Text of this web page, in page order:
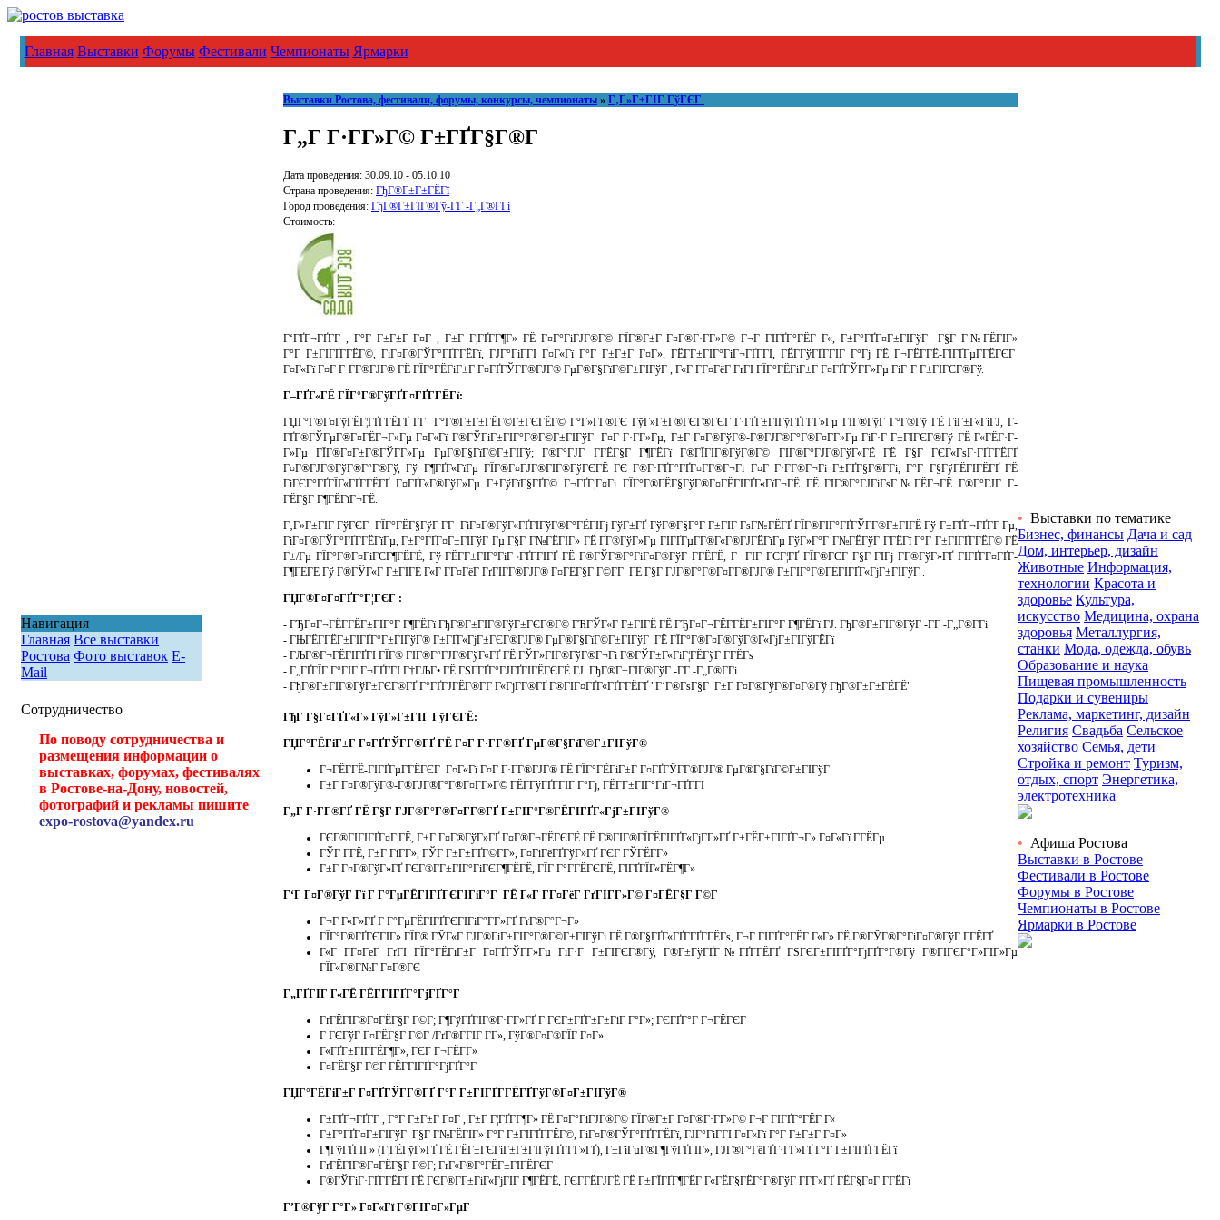
Главная Выставки Форумы Фестивали Чемпионаты Ярмарки
Навигация
Главная Все выставки
Ростова Фото выставок E-
Mail
Сотрудничество
По поводу сотрудничества и
размещения информации о
выставках, форумах, фестивалях
в Ростове-на-Дону, новостей,
фотографий и рекламы пишите
expo-rostova@yandex.ru
Выставки Ростова, фестивали, форумы, конкурсы, чемпионаты » Г‚Г»Г±ГІГ ГўГЄГ
Г„Г Г·Г­Г»Г© Г±ГҐГ§Г®Г­
Дата проведения: 30.09.10 - 05.10.10
Страна проведения: ГђГ®Г±Г±ГЁГї
Город проведения: ГђГ®Г±ГІГ®Гў-Г­Г -Г„Г®Г­Гі
Стоимость:
Г‘ГҐГ¬ГҐГ­Г , Г°Г Г±Г±Г Г¤Г , Г±Г Г¦ГҐГ­Г¶Г» ГЁ Г¤Г°ГіГЈГ®Г© ГЇГ®Г±Г Г¤Г®Г·Г­Г»Г© Г¬Г ГІГҐГ°ГЁГ Г«, Г±Г°ГҐГ¤Г±ГІГўГ Г§Г Г№ГЁГІГ»
Г°Г Г±ГІГҐГ­ГЁГ©, ГіГ¤Г®ГЎГ°ГҐГ­ГЁГї, ГЈГ°ГіГ­ГІ Г¤Г«Гї Г°Г Г±Г±Г Г¤Г», ГЁГ­Г±ГІГ°ГіГ¬ГҐГ­ГІ, ГЁГ­ГўГҐГ­ГІГ Г°Гј ГЁ Г¬ГЁГ­ГЁ-ГІГҐГµГ­ГЁГЄГ
Г¤Г«Гї Г¤Г Г·Г­Г®ГЈГ® ГЁ ГЇГ°ГЁГіГ±Г Г¤ГҐГЎГ­Г®ГЈГ® ГµГ®Г§ГїГ©Г±ГІГўГ , Г«Г Г­Г¤ГёГ ГґГІ ГЇГ°ГЁГіГ±Г Г¤ГҐГЎГ­Г»Гµ ГіГ·Г Г±ГІГЄГ®Гў.
Г–ГҐГ«ГЁ ГЇГ°Г®ГўГҐГ¤ГҐГ­ГЁГї:
ГЏГ°Г®Г¤ГўГЁГ¦ГҐГ­ГЁГҐ Г­Г Г°Г®Г±Г±ГЁГ©Г±ГЄГЁГ© Г°Г»Г­Г®ГЄ ГўГ»Г±Г®ГЄГ®ГЄГ Г·ГҐГ±ГІГўГҐГ­Г­Г»Гµ ГІГ®ГўГ Г°Г®Гў ГЁ ГіГ±Г«ГіГЈ, Г­
ГҐГ®ГЎГµГ®Г¤ГЁГ¬Г»Гµ Г¤Г«Гї Г®ГЎГіГ±ГІГ°Г®Г©Г±ГІГўГ Г¤Г Г·Г­Г»Гµ, Г±Г Г¤Г®ГўГ®-Г®ГЈГ®Г°Г®Г¤Г­Г»Гµ ГіГ·Г Г±ГІГЄГ®Гў ГЁ Г«ГЁГ·Г­
Г»Гµ ГЇГ®Г¤Г±Г®ГЎГ­Г»Гµ ГµГ®Г§ГїГ©Г±ГІГў; Г®Г°ГЈГ Г­ГЁГ§Г Г¶ГЁГї Г®ГЇГІГ®ГўГ®Г© ГІГ®Г°ГЈГ®ГўГ«ГЁ ГЁ Г§Г ГЄГ«ГѕГ·ГҐГ­ГЁГҐ
Г¤Г®ГЈГ®ГўГ®Г°Г®Гў, Гў Г¶ГҐГ«ГїГµ ГЇГ®Г¤ГЈГ®ГІГ®ГўГЄГЁ ГЄ Г®Г·ГҐГ°ГҐГ¤Г­Г®Г¬Гі Г¤Г Г·Г­Г®Г¬Гі Г±ГҐГ§Г®Г­Гі; Г°Г Г§ГўГЁГІГЁГҐ ГЁ
ГіГЄГ°ГҐГЇГ«ГҐГ­ГЁГҐ Г¤ГҐГ«Г®ГўГ»Гµ Г±ГўГїГ§ГҐГ© Г¬ГҐГ¦Г¤Гі ГЇГ°Г®ГЁГ§ГўГ®Г¤ГЁГІГҐГ«ГїГ¬ГЁ ГЁ ГІГ®Г°ГЈГіГѕГ№ГЁГ¬ГЁ Г®Г°ГЈГ Г­
ГЁГ§Г Г¶ГЁГїГ¬ГЁ.
Г‚Г»Г±ГІГ ГўГЄГ ГЇГ°ГЁГ§ГўГ Г­Г ГіГ¤Г®ГўГ«ГҐГІГўГ®Г°ГЁГІГј ГўГ±ГҐ ГўГ®Г§Г°Г Г±ГІГ ГѕГ№ГЁГҐ ГЇГ®ГІГ°ГҐГЎГ­Г®Г±ГІГЁ Гў Г±ГҐГ¬ГҐГ­Г Гµ,
ГіГ¤Г®ГЎГ°ГҐГ­ГЁГїГµ, Г±Г°ГҐГ¤Г±ГІГўГ Гµ Г§Г Г№ГЁГІГ» ГЁ Г­Г®ГўГ»Гµ ГІГҐГµГ­Г®Г«Г®ГЈГЁГїГµ ГўГ»Г°Г Г№ГЁГўГ Г­ГЁГї Г°Г Г±ГІГҐГ­ГЁГ© ГЁ
Г±/Гµ ГЇГ°Г®Г¤ГіГЄГ¶ГЁГЁ, Гў ГЁГ­Г±ГІГ°ГіГ¬ГҐГ­ГІГҐ ГЁ Г®ГЎГ®Г°ГіГ¤Г®ГўГ Г­ГЁГЁ, Г ГІГ ГЄГ¦ГҐ ГЇГ®ГЄГ Г§Г ГІГј Г­Г®ГўГ»ГҐ ГІГҐГ­Г¤ГҐГ­
Г¶ГЁГЁ Гў Г®ГЎГ«Г Г±ГІГЁ Г«Г Г­Г¤ГёГ ГґГІГ­Г®ГЈГ® Г¤ГЁГ§Г Г©Г­Г ГЁ Г§Г ГЈГ®Г°Г®Г¤Г­Г®ГЈГ® Г±ГІГ°Г®ГЁГІГҐГ«ГјГ±ГІГўГ .
ГЏГ®Г¤Г¤ГҐГ°Г¦ГЄГ :
- ГЂГ¤Г¬ГЁГ­ГЁГ±ГІГ°Г Г¶ГЁГї ГђГ®Г±ГІГ®ГўГ±ГЄГ®Г© ГЋГЎГ«Г Г±ГІГЁ ГЁ ГЂГ¤Г¬ГЁГ­ГЁГ±ГІГ°Г Г¶ГЁГї ГЈ. ГђГ®Г±ГІГ®ГўГ -Г­Г -Г„Г®Г­Гі
- ГЊГЁГ­ГЁГ±ГІГҐГ°Г±ГІГўГ® Г±ГҐГ«ГјГ±ГЄГ®ГЈГ® ГµГ®Г§ГїГ©Г±ГІГўГ ГЁ ГЇГ°Г®Г¤Г®ГўГ®Г«ГјГ±ГІГўГЁГї
- ГЉГ®Г¬ГЁГІГҐГІ ГЇГ® ГІГ®Г°ГЈГ®ГўГ«ГҐ ГЁ ГЎГ»ГІГ®ГўГ®Г¬Гі Г®ГЎГ±Г«ГіГ¦ГЁГўГ Г­ГЁГѕ
- Г„ГҐГЇГ Г°ГІГ Г¬ГҐГ­ГІ Г†ГЉГ• ГЁ ГЅГ­ГҐГ°ГЈГҐГІГЁГЄГЁ ГЈ. ГђГ®Г±ГІГ®ГўГ -Г­Г -Г„Г®Г­Гі
- ГђГ®Г±ГІГ®ГўГ±ГЄГ®ГҐ Г°ГҐГЈГЁГ®Г­Г Г«ГјГ­Г®ГҐ Г®ГІГ¤ГҐГ«ГҐГ­ГЁГҐ "Г‘Г®ГѕГ§Г Г±Г Г¤Г®ГўГ®Г¤Г®Гў ГђГ®Г±Г±ГЁГЁ"
ГђГ Г§Г¤ГҐГ«Г» ГўГ»Г±ГІГ ГўГЄГЁ:
ГЏГ°ГЁГіГ±Г Г¤ГҐГЎГ­Г®ГҐ ГЁ Г¤Г Г·Г­Г®ГҐ ГµГ®Г§ГїГ©Г±ГІГўГ®
Г¬ГЁГ­ГЁ-ГІГҐГµГ­ГЁГЄГ Г¤Г«Гї Г¤Г Г·Г­Г®ГЈГ® ГЁ ГЇГ°ГЁГіГ±Г Г¤ГҐГЎГ­Г®ГЈГ® ГµГ®Г§ГїГ©Г±ГІГўГ
Г±Г Г¤Г®ГўГ®-Г®ГЈГ®Г°Г®Г¤Г­Г»Г© ГЁГ­ГўГҐГ­ГІГ Г°Гј, ГЁГ­Г±ГІГ°ГіГ¬ГҐГ­ГІ
Г„Г Г·Г­Г®ГҐ ГЁ Г§Г ГЈГ®Г°Г®Г¤Г­Г®ГҐ Г±ГІГ°Г®ГЁГІГҐГ«ГјГ±ГІГўГ®
ГЄГ®ГІГІГҐГ¤Г¦ГЁ, Г±Г Г¤Г®ГўГ»ГҐ Г¤Г®Г¬ГЁГЄГЁ ГЁ Г®ГІГ®ГЇГЁГІГҐГ«ГјГ­Г»ГҐ Г±ГЁГ±ГІГҐГ¬Г» Г¤Г«Гї Г­ГЁГµ
ГЎГ Г­ГЁ, Г±Г ГіГ­Г», ГЎГ Г±Г±ГҐГ©Г­Г», Г¤ГіГёГҐГўГ»ГҐ ГЄГ ГЎГЁГ­Г»
Г±Г Г¤Г®ГўГ»ГҐ ГЄГ®Г­Г±ГІГ°ГіГЄГ¶ГЁГЁ, ГЇГ Г°Г­ГЁГЄГЁ, ГІГҐГЇГ«ГЁГ¶Г»
Г‘Г Г¤Г®ГўГ Гї Г Г°ГµГЁГІГҐГЄГІГіГ°Г ГЁ Г«Г Г­Г¤ГёГ ГґГІГ­Г»Г© Г¤ГЁГ§Г Г©Г­
Г¬Г Г«Г»ГҐ Г Г°ГµГЁГІГҐГЄГІГіГ°Г­Г»ГҐ ГґГ®Г°Г¬Г»
ГЇГ°Г®ГҐГЄГІГ» ГЇГ® ГЎГ«Г ГЈГ®ГіГ±ГІГ°Г®Г©Г±ГІГўГі ГЁ Г®Г§ГҐГ«ГҐГ­ГҐГ­ГЁГѕ, Г¬Г ГІГҐГ°ГЁГ Г«Г» ГЁ Г®ГЎГ®Г°ГіГ¤Г®ГўГ Г­ГЁГҐ
Г«Г Г­Г¤ГёГ ГґГІ ГЇГ°ГЁГіГ±Г Г¤ГҐГЎГ­Г»Гµ ГіГ·Г Г±ГІГЄГ®Гў, Г®Г±ГўГҐГ№ГҐГ­ГЁГҐ ГЅГЄГ±ГІГҐГ°ГјГҐГ°Г®Гў Г®ГІГЄГ°Г»ГІГ»Гµ
ГЇГ«Г®Г№Г Г¤Г®ГЄ
Г„ГҐГІГ Г«ГЁ ГЁГ­ГІГҐГ°ГјГҐГ°Г
ГґГЁГІГ®Г¤ГЁГ§Г Г©Г­; Г¶ГўГҐГІГ®Г·Г­Г»ГҐ Г ГЄГ±ГҐГ±Г±ГіГ Г°Г»; ГЄГҐГ°Г Г¬ГЁГЄГ
Г ГЄГўГ Г¤ГЁГ§Г Г©Г­ /ГґГ®Г­ГІГ Г­Г», ГўГ®Г¤Г®ГЇГ Г¤Г»
Г«ГҐГ±ГІГ­ГЁГ¶Г», ГЄГ Г¬ГЁГ­Г»
Г¤ГЁГ§Г Г©Г­ ГЁГ­ГІГҐГ°ГјГҐГ°Г
ГЏГ°ГЁГіГ±Г Г¤ГҐГЎГ­Г®ГҐ Г°Г Г±ГІГҐГ­ГЁГҐГўГ®Г¤Г±ГІГўГ®
Г±ГҐГ¬ГҐГ­Г , Г°Г Г±Г±Г Г¤Г , Г±Г Г¦ГҐГ­Г¶Г» ГЁ Г¤Г°ГіГЈГ®Г© ГЇГ®Г±Г Г¤Г®Г·Г­Г»Г© Г¬Г ГІГҐГ°ГЁГ Г«
Г±Г°ГҐГ¤Г±ГІГўГ Г§Г Г№ГЁГІГ» Г°Г Г±ГІГҐГ­ГЁГ©, ГіГ¤Г®ГЎГ°ГҐГ­ГЁГї, ГЈГ°ГіГ­ГІ Г¤Г«Гї Г°Г Г±Г±Г Г¤Г»
Г¶ГўГҐГІГ» (Г¦ГЁГўГ»ГҐ ГЁ ГЁГ±ГЄГіГ±Г±ГІГўГҐГ­Г­Г»ГҐ), Г±ГіГµГ®Г¶ГўГҐГІГ», ГЈГ®Г°ГёГҐГ·Г­Г»ГҐ Г°Г Г±ГІГҐГ­ГЁГї
ГґГЁГІГ®Г¤ГЁГ§Г Г©Г­; ГґГ«Г®Г°ГЁГ±ГІГЁГЄГ
Г®ГЎГіГ·ГҐГ­ГЁГҐ ГЁ ГЄГ®Г­Г±ГіГ«ГјГІГ Г¶ГЁГЁ, ГЄГ­ГЁГЈГЁ ГЁ Г±ГЇГҐГ¶ГЁГ Г«ГЁГ§ГЁГ°Г®ГўГ Г­Г­Г»ГҐ ГЁГ§Г¤Г Г­ГЁГї
Г’Г®ГўГ Г°Г» Г¤Г«Гї Г®ГІГ¤Г»ГµГ
• Выставки по тематике
Бизнес, финансы Дача и сад
Дом, интерьер, дизайн
Животные Информация,
технологии Красота и
здоровье Культура,
искусство Медицина, охрана
здоровья Металлургия,
станки Мода, одежда, обувь
Образование и наука
Пищевая промышленность
Подарки и сувениры
Реклама, маркетинг, дизайн
Религия Свадьба Сельское
хозяйство Семья, дети
Стройка и ремонт Туризм,
отдых, спорт Энергетика,
электротехника
• Афиша Ростова
Выставки в Ростове
Фестивали в Ростове
Форумы в Ростове
Чемпионаты в Ростове
Ярмарки в Ростове